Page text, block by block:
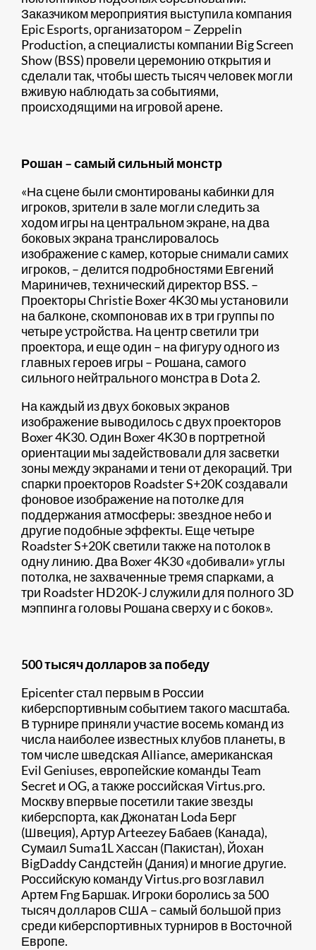
Заказчиком мероприятия выступила компания
Epic Esports, организатором – Zeppelin
Production, а специалисты компании Big Screen
Show (BSS) провели церемонию открытия и
сделали так, чтобы шесть тысяч человек могли
вживую наблюдать за событиями,
происходящими на игровой арене.
Рошан – самый сильный монстр
«На сцене были смонтированы кабинки для
игроков, зрители в зале могли следить за
ходом игры на центральном экране, на два
боковых экрана транслировалось
изображение с камер, которые снимали самих
игроков, – делится подробностями Евгений
Мариничев, технический директор BSS. –
Проекторы Christie Boxer 4K30 мы установили
на балконе, скомпоновав их в три группы по
четыре устройства. На центр светили три
проектора, и еще один – на фигуру одного из
главных героев игры – Рошана, самого
сильного нейтрального монстра в Dota 2.
На каждый из двух боковых экранов
изображение выводилось с двух проекторов
Boxer 4K30. Один Boxer 4K30 в портретной
ориентации мы задействовали для засветки
зоны между экранами и тени от декораций. Три
спарки проекторов Roadster S+20K создавали
фоновое изображение на потолке для
поддержания атмосферы: звездное небо и
другие подобные эффекты. Еще четыре
Roadster S+20K светили также на потолок в
одну линию. Два Boxer 4K30 «добивали» углы
потолка, не захваченные тремя спарками, а
три Roadster HD20K-J служили для полного 3D
мэппинга головы Рошана сверху и с боков».
500 тысяч долларов за победу
Epicenter стал первым в России
киберспортивным событием такого масштаба.
В турнире приняли участие восемь команд из
числа наиболее известных клубов планеты, в
том числе шведская Alliance, американская
Evil Geniuses, европейские команды Team
Secret и OG, а также российская Virtus.pro.
Москву впервые посетили такие звезды
киберспорта, как Джонатан Loda Берг
(Швеция), Артур Arteezey Бабаев (Канада),
Сумаил Suma1L Хассан (Пакистан), Йохан
BigDaddy Сандстейн (Дания) и многие другие.
Российскую команду Virtus.pro возглавил
Артем Fng Баршак. Игроки боролись за 500
тысяч долларов США – самый большой приз
среди киберспортивных турниров в Восточной
Европе.